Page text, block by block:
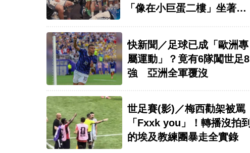
「像在小巨蛋二樓」坐著揮
快新聞／足球已成「歐洲專
屬運動」？竟有6隊闖世足8
強 亞洲全軍覆沒
世足賽(影)／梅西勸架被罵
「Fxxk you」！轉播沒拍到
的埃及教練團暴走全實錄